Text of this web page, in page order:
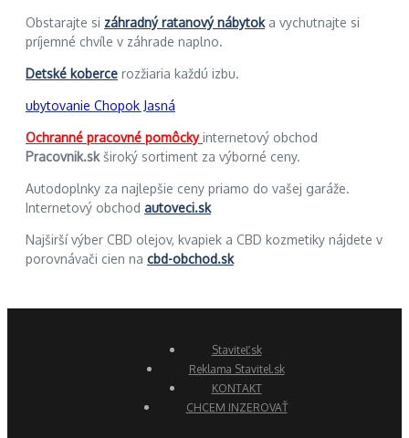
Obstarajte si záhradný ratanový nábytoka vychutnajte si
príjemné chvíle v záhrade naplno.
Detské koberce rozžiaria každú izbu.
ubytovanie Chopok Jasná
Ochranné pracovné pomôckyinternetový obchod
Pracovnik.skširoký sortiment za výborné ceny.
Autodoplnky za najlepšie ceny priamo do vašej garáže.
Internetový obchod autoveci.sk
Najširší výber CBD olejov, kvapiek a CBD kozmetiky nájdete v
porovnávači cien na cbd-obchod.sk
Staviteľ.sk
Reklama Stavitel.sk
KONTAKT
CHCEM INZEROVAŤ